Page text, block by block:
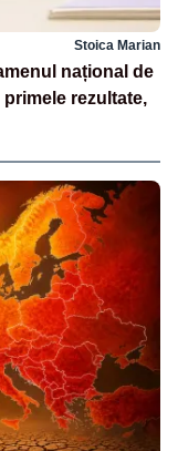
Stoica Marian
național de
rezultate,